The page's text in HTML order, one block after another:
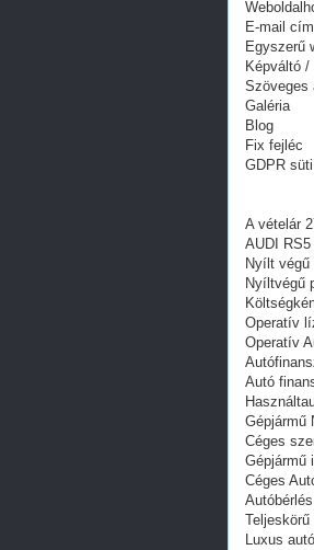
E-mail
Egyszerű
Képváltó /
Szöveges
Galéria
Blog
Fix fejléc
GDPR
A vételár
AUDI
Nyílt végű
Nyíltvégű
Operatív
Operatív
Autó
Gépjármű
Céges
Gépjármű
Céges
Luxus